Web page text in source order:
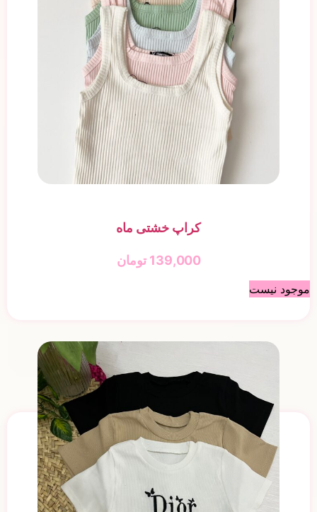
کراپ خشتی ماه
139,000 تومان
موجود نیست